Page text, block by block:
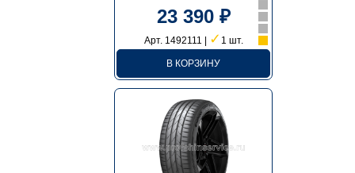
23 390 ₽
Арт. 1492111 | ✓ 1 шт.
В КОРЗИНУ